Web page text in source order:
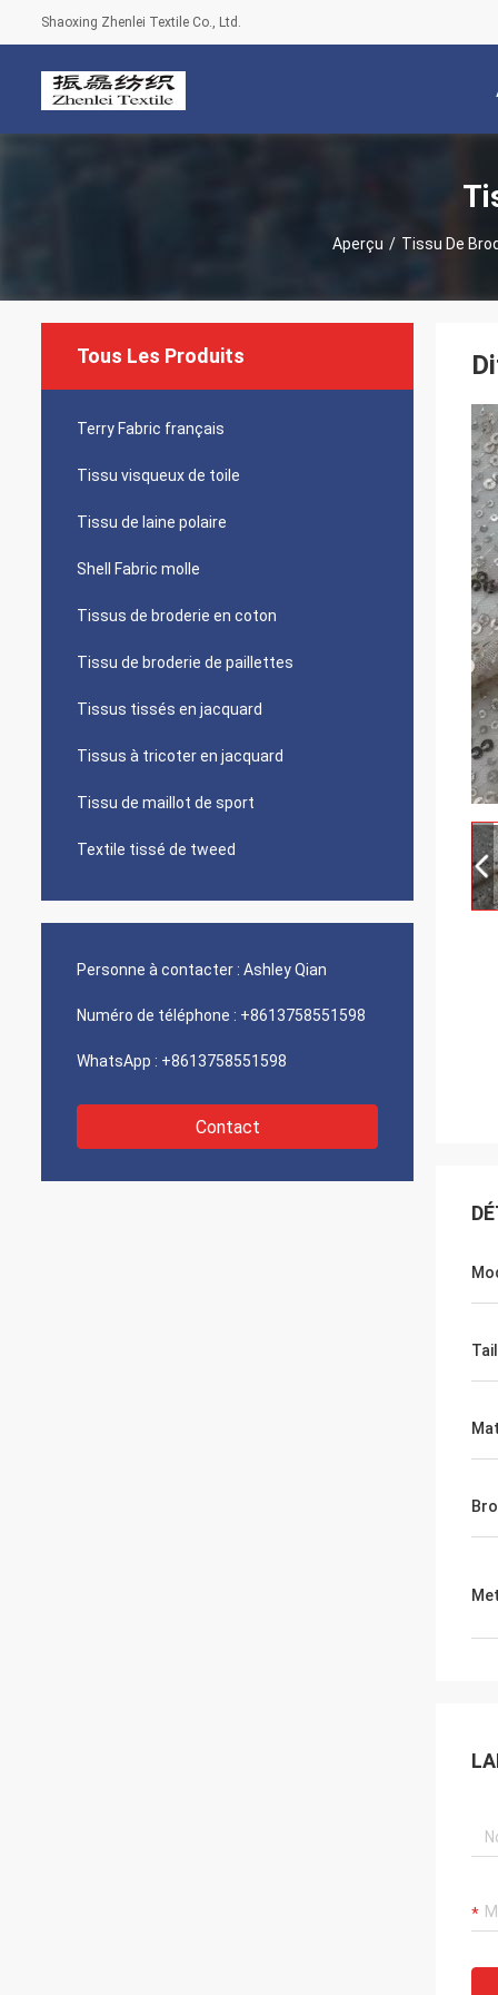
Shaoxing Zhenlei Textile Co., Ltd.
Aperçu / Tissu De
Tous Les Produits
Terry Fabric français
Tissu visqueux de toile
Tissu de laine polaire
Shell Fabric molle
Tissus de broderie en coton
Tissu de broderie de paillettes
Tissus tissés en jacquard
Tissus à tricoter en jacquard
Tissu de maillot de sport
Textile tissé de tweed
Personne à contacter : Ashley Qian
Numéro de téléphone : +8613758551598
WhatsApp : +8613758551598
Contact